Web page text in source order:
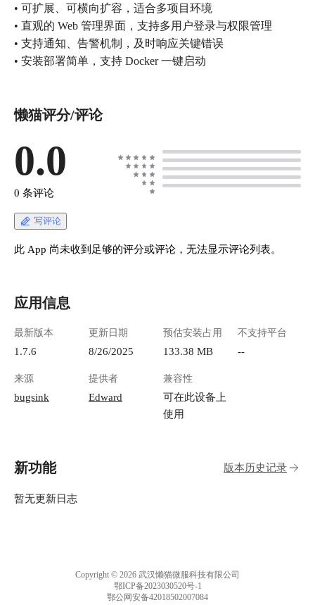
• 可扩展、可横向扩容，适合多项目环境
• 直观的 Web 管理界面，支持多用户登录与权限管理
• 支持通知、告警机制，及时响应关键错误
• 安装部署简单，支持 Docker 一键启动
懒猫评分/评论
0.0
0 条评论
写评论
此 App 尚未收到足够的评分或评论，无法显示评论列表。
应用信息
最新版本
1.7.6
更新日期
8/26/2025
预估安装占用
133.38 MB
不支持平台
--
来源
bugsink
提供者
Edward
兼容性
可在此设备上
使用
新功能 版本历史记录
暂无更新日志
Copyright © 2026 武汉懒猫微服科技有限公司
鄂ICP备2023030520号-1
鄂公网安备42018502007084